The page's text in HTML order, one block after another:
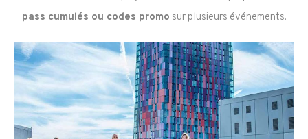
pass cumulés ou codes promo sur plusieurs événements.